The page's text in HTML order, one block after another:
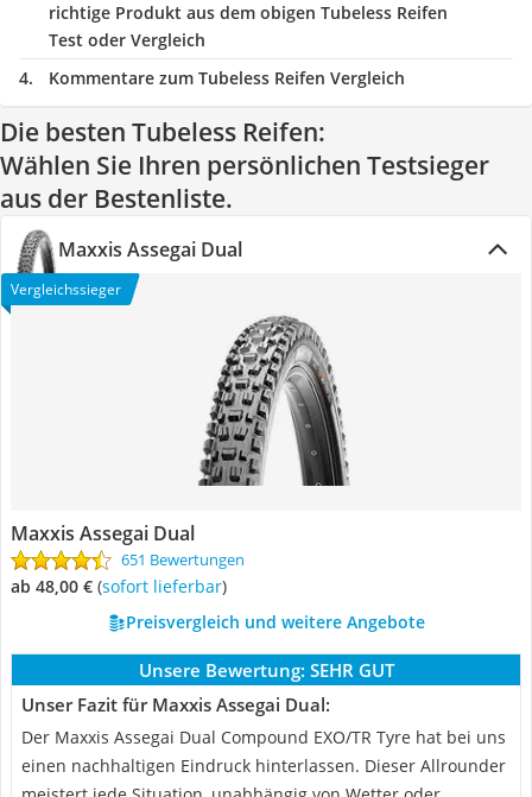
richtige Produkt aus dem obigen Tubeless Reifen
Test oder Vergleich
Kommentare zum Tubeless Reifen Vergleich
Die besten Tubeless Reifen:
Wählen Sie Ihren persönlichen Testsieger
aus der Bestenliste.
Maxxis Assegai Dual
Vergleichssieger
Maxxis Assegai Dual
651 Bewertungen
ab 48,00 € ( Sofort lieferbar)
Preisvergleich und weitere Angebote
Unsere Bewertung: SEHR GUT
Unser Fazit für Maxxis Assegai Dual:
Der Maxxis Assegai Dual Compound EXO/TR Tyre hat bei uns
einen nachhaltigen Eindruck hinterlassen. Dieser Allrounder